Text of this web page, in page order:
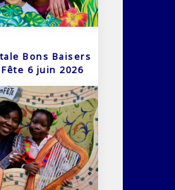
Bons Baisers
6 juin 2026